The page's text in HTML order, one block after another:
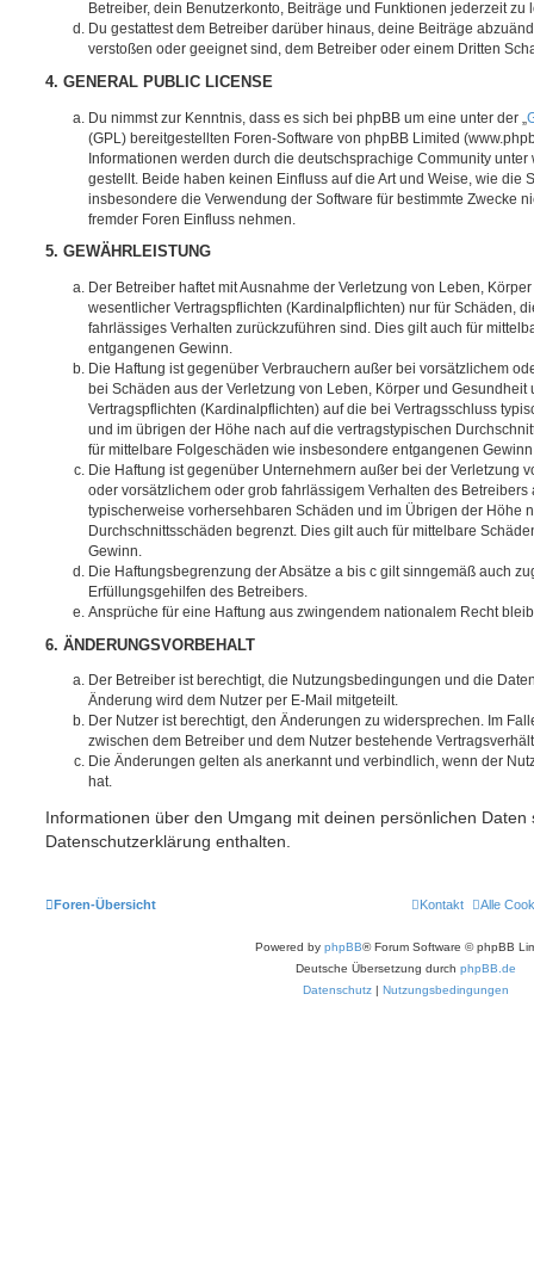
Betreiber, dein Benutzerkonto, Beiträge und Funktionen jederzeit zu
Du gestattest dem Betreiber darüber hinaus, deine Beiträge
verstoßen oder geeignet sind, dem Betreiber oder einem Dritten
4. GENERAL PUBLIC LICENSE
Du nimmst zur Kenntnis, dass es sich bei phpBB um eine unter der „
(GPL) bereitgestellten Foren-Software von phpBB Limited
Informationen werden durch die deutschsprachige Community unter
gestellt. Beide haben keinen Einfluss auf die Art und Weise, wie die
insbesondere die Verwendung der Software für bestimmte Zwecke
fremder Foren Einfluss nehmen.
5. GEWÄHRLEISTUNG
Der Betreiber haftet mit Ausnahme der Verletzung von Leben,
wesentlicher Vertragspflichten (Kardinalpflichten) nur für Schäden,
fahrlässiges Verhalten zurückzuführen sind. Dies gilt auch für
entgangenen Gewinn.
Die Haftung ist gegenüber Verbrauchern außer bei vorsätzlichem
bei Schäden aus der Verletzung von Leben, Körper und
Vertragspflichten (Kardinalpflichten) auf die bei Vertragsschluss
und im übrigen der Höhe nach auf die vertragstypischen
für mittelbare Folgeschäden wie insbesondere entgangenen
Die Haftung ist gegenüber Unternehmern außer bei der Verletzung
oder vorsätzlichem oder grob fahrlässigem Verhalten des Betreibers
typischerweise vorhersehbaren Schäden und im Übrigen der Höhe
Durchschnittsschäden begrenzt. Dies gilt auch für mittelbare
Gewinn.
Die Haftungsbegrenzung der Absätze a bis c gilt sinngemäß auch
Erfüllungsgehilfen des Betreibers.
Ansprüche für eine Haftung aus zwingendem nationalem Recht
6. ÄNDERUNGSVORBEHALT
Der Betreiber ist berechtigt, die Nutzungsbedingungen und die
Änderung wird dem Nutzer per E-Mail mitgeteilt.
Der Nutzer ist berechtigt, den Änderungen zu widersprechen. Im
zwischen dem Betreiber und dem Nutzer bestehende
Die Änderungen gelten als anerkannt und verbindlich, wenn der
hat.
Informationen über den Umgang mit deinen persönlichen Daten
Datenschutzerklärung enthalten.
Foren-Übersicht Alle
Kontakt
Powered by phpBB® Forum Software © phpBB
Deutsche Übersetzung durch phpBB.de
Datenschutz | Nutzungsbedingungen